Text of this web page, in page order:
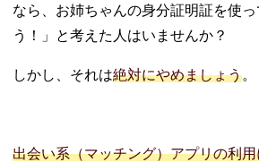
なら、お姉ちゃんの身分証明証を使
う！」と考えた人はいませんか？
しかし、それは絶対にやめましょう。
出会い系（マッチング）アプリの利